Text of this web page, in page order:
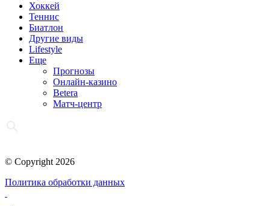
Хоккей
Теннис
Биатлон
Другие виды
Lifestyle
Еще
Прогнозы
Онлайн-казино
Betera
Матч-центр
© Copyright 2026
Политика обработки данных